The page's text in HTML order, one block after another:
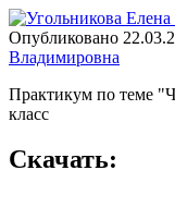
Опубликовано
Владимировна
Практикум по теме
класс
Скачать: